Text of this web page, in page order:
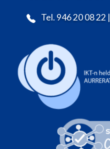
Tel. 946 20 08 22 |